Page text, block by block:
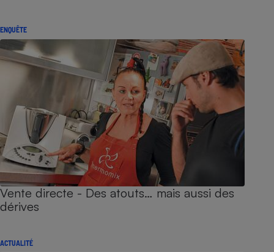
ENQUÊTE
Vente directe - Des atouts… mais aussi des
dérives
ACTUALITÉ